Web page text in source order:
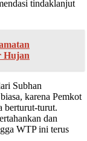
tindaklanjut
Hujan
Subhan
karena Pemkot
berturut-turut.
dan
WTP ini terus